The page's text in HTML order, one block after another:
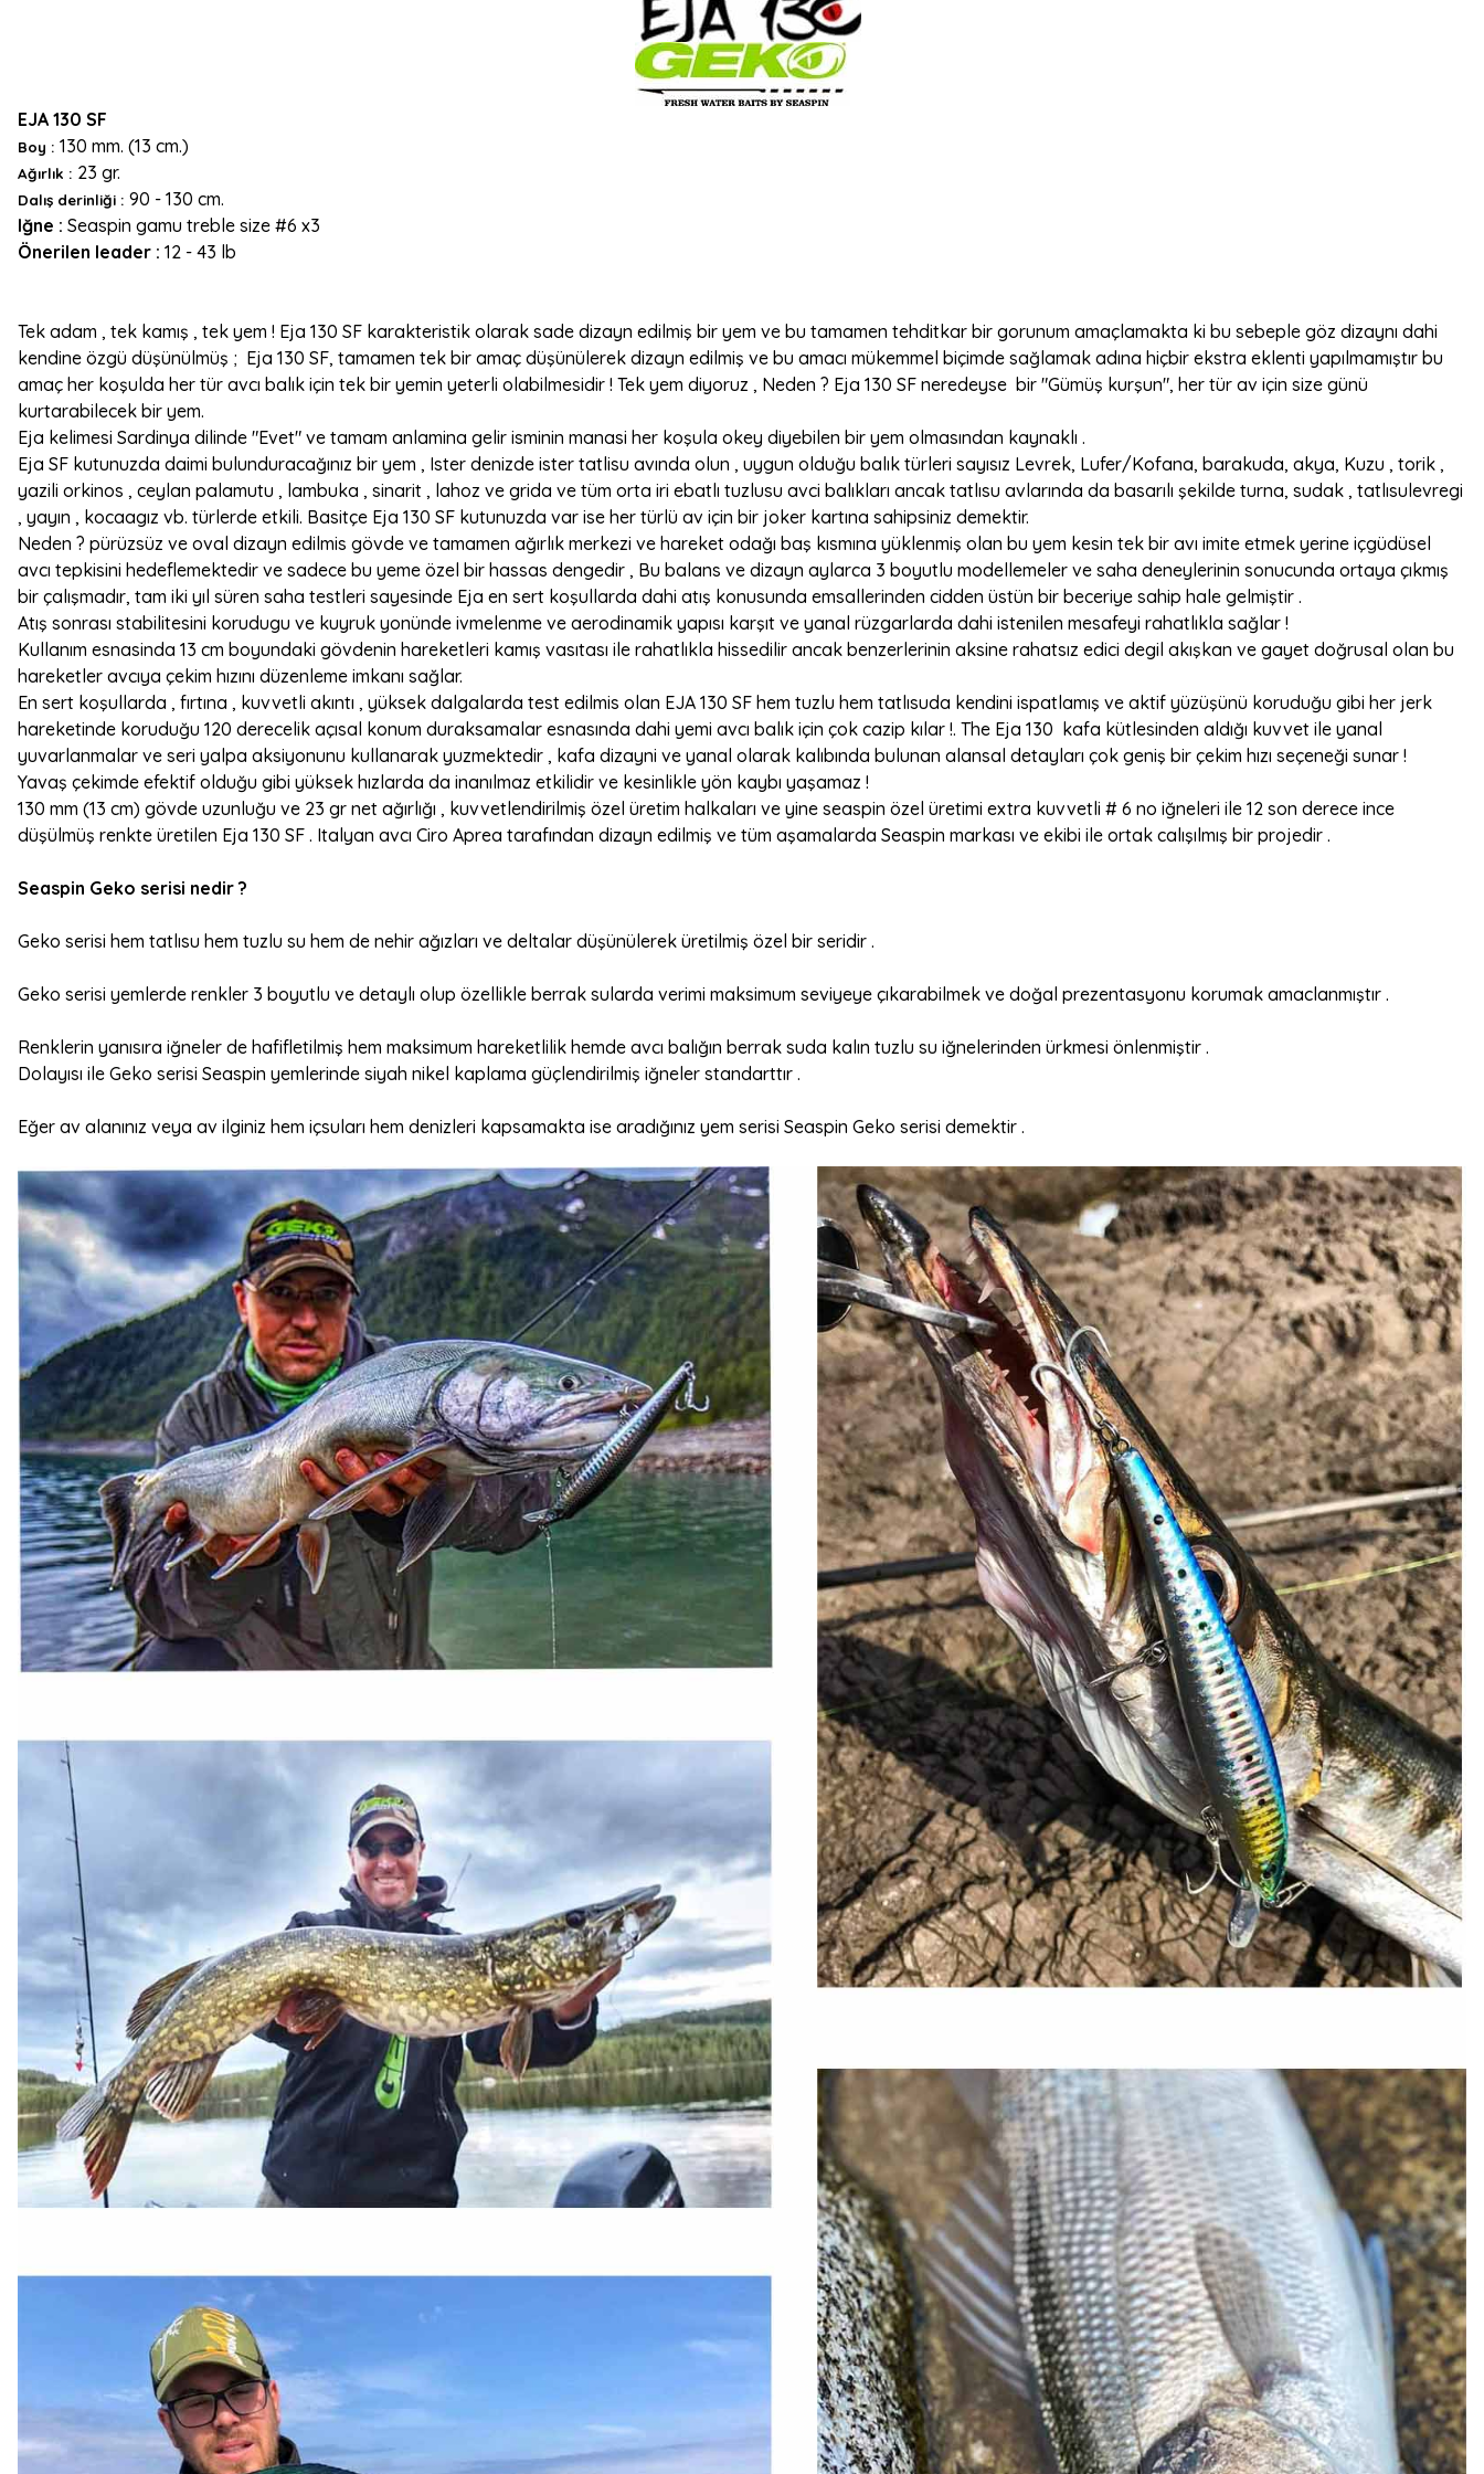
EJA 130 SF
Boy : 130 mm. (13 cm.)
Ağırlık : 23 gr.
Dalış derinliği : 90 - 130 cm.
Iğne : Seaspin gamu treble size #6 x3
Önerilen leader : 12 - 43 lb
Tek adam , tek kamış , tek yem ! Eja 130 SF karakteristik olarak sade dizayn edilmiş bir yem ve bu tamamen tehditkar bir gorunum amaçlamakta ki bu sebeple göz dizaynı dahi
kendine özgü düşünülmüş ; Eja 130 SF, tamamen tek bir amaç düşünülerek dizayn edilmiş ve bu amacı mükemmel biçimde sağlamak adına hiçbir ekstra eklenti yapılmamıştır bu
amaç her koşulda her tür avcı balık için tek bir yemin yeterli olabilmesidir ! Tek yem diyoruz , Neden ? Eja 130 SF neredeyse bir "Gümüş kurşun", her tür av için size günü
kurtarabilecek bir yem.
Eja kelimesi Sardinya dilinde "Evet" ve tamam anlamina gelir isminin manasi her koşula okey diyebilen bir yem olmasından kaynaklı .
Eja SF kutunuzda daimi bulunduracağınız bir yem , Ister denizde ister tatlisu avında olun , uygun olduğu balık türleri sayısız Levrek, Lufer/Kofana, barakuda, akya, Kuzu , torik ,
yazili orkinos , ceylan palamutu , lambuka , sinarit , lahoz ve grida ve tüm orta iri ebatlı tuzlusu avci balıkları ancak tatlısu avlarında da basarılı şekilde turna, sudak , tatlısulevregi
, yayın , kocaagız vb. türlerde etkili. Basitçe Eja 130 SF kutunuzda var ise her türlü av için bir joker kartına sahipsiniz demektir.
Neden ? pürüzsüz ve oval dizayn edilmis gövde ve tamamen ağırlık merkezi ve hareket odağı baş kısmına yüklenmiş olan bu yem kesin tek bir avı imite etmek yerine içgüdüsel
avcı tepkisini hedeflemektedir ve sadece bu yeme özel bir hassas dengedir , Bu balans ve dizayn aylarca 3 boyutlu modellemeler ve saha deneylerinin sonucunda ortaya çıkmış
bir çalışmadır, tam iki yıl süren saha testleri sayesinde Eja en sert koşullarda dahi atış konusunda emsallerinden cidden üstün bir beceriye sahip hale gelmiştir .
Atış sonrası stabilitesini korudugu ve kuyruk yonünde ivmelenme ve aerodinamik yapısı karşıt ve yanal rüzgarlarda dahi istenilen mesafeyi rahatlıkla sağlar !
Kullanım esnasinda 13 cm boyundaki gövdenin hareketleri kamış vasıtası ile rahatlıkla hissedilir ancak benzerlerinin aksine rahatsız edici degil akışkan ve gayet doğrusal olan bu
hareketler avcıya çekim hızını düzenleme imkanı sağlar.
En sert koşullarda , fırtına , kuvvetli akıntı , yüksek dalgalarda test edilmis olan EJA 130 SF hem tuzlu hem tatlısuda kendini ispatlamış ve aktif yüzüşünü koruduğu gibi her jerk
hareketinde koruduğu 120 derecelik açısal konum duraksamalar esnasında dahi yemi avcı balık için çok cazip kılar !. The Eja 130 kafa kütlesinden aldığı kuvvet ile yanal
yuvarlanmalar ve seri yalpa aksiyonunu kullanarak yuzmektedir , kafa dizayni ve yanal olarak kalıbında bulunan alansal detayları çok geniş bir çekim hızı seçeneği sunar !
Yavaş çekimde efektif olduğu gibi yüksek hızlarda da inanılmaz etkilidir ve kesinlikle yön kaybı yaşamaz !
130 mm (13 cm) gövde uzunluğu ve 23 gr net ağırlığı , kuvvetlendirilmiş özel üretim halkaları ve yine seaspin özel üretimi extra kuvvetli # 6 no iğneleri ile 12 son derece ince
düşülmüş renkte üretilen Eja 130 SF . Italyan avcı Ciro Aprea tarafından dizayn edilmiş ve tüm aşamalarda Seaspin markası ve ekibi ile ortak calışılmış bir projedir .
Seaspin Geko serisi nedir ?
Geko serisi hem tatlısu hem tuzlu su hem de nehir ağızları ve deltalar düşünülerek üretilmiş özel bir seridir .
Geko serisi yemlerde renkler 3 boyutlu ve detaylı olup özellikle berrak sularda verimi maksimum seviyeye çıkarabilmek ve doğal prezentasyonu korumak amaclanmıştır .
Renklerin yanısıra iğneler de hafifletilmiş hem maksimum hareketlilik hemde avcı balığın berrak suda kalın tuzlu su iğnelerinden ürkmesi önlenmiştir .
Dolayısı ile Geko serisi Seaspin yemlerinde siyah nikel kaplama güçlendirilmiş iğneler standarttır .
Eğer av alanınız veya av ilginiz hem içsuları hem denizleri kapsamakta ise aradığınız yem serisi Seaspin Geko serisi demektir .